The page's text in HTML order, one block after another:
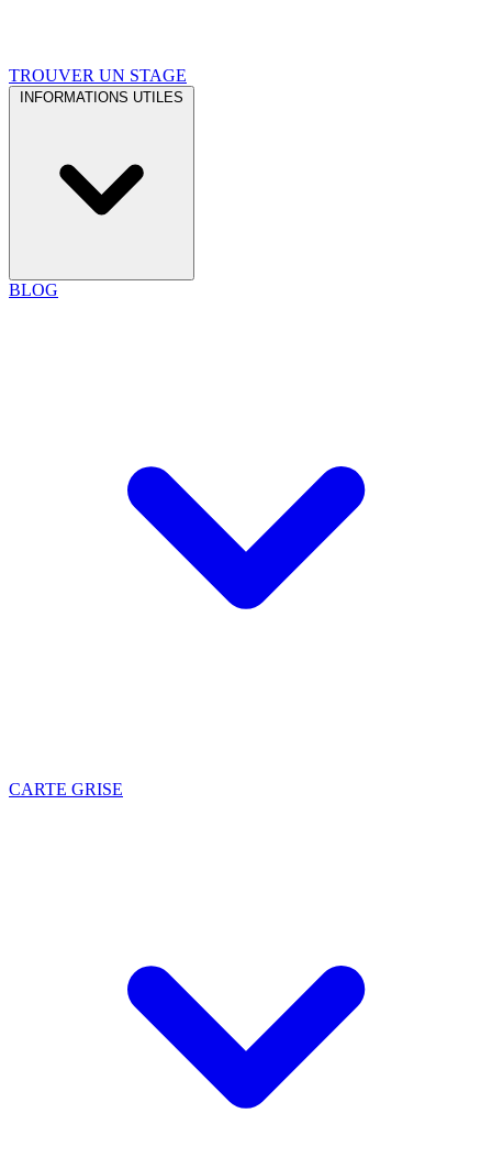
TROUVER UN STAGE
INFORMATIONS UTILES
BLOG
CARTE GRISE